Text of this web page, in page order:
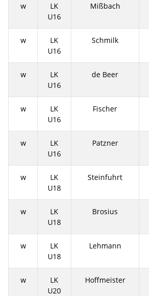
w
LK
U16
Mißbach
w
LK
U16
Schmilk
w
LK
U16
de Beer
w
LK
U16
Fischer
w
LK
U16
Patzner
w
LK
U18
Steinfuhrt
w
LK
U18
Brosius
w
LK
U18
Lehmann
w
LK
U20
Hoffmeister